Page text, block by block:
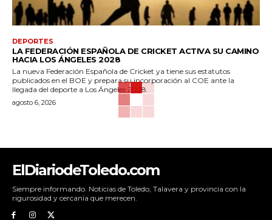
DEPORTES
LA FEDERACIÓN ESPAÑOLA DE CRICKET ACTIVA SU CAMINO
HACIA LOS ÁNGELES 2028
La nueva Federación Española de Cricket ya tiene sus estatutos
publicados en el BOE y prepara su incorporación al COE ante la
llegada del deporte a Los Ángeles 2028.
agosto 6, 2026
ElDiariodeToledo.com
Siempre informando. Noticias de Toledo, Talavera y provincia con la
rigurosidad y cercanía que merecen.